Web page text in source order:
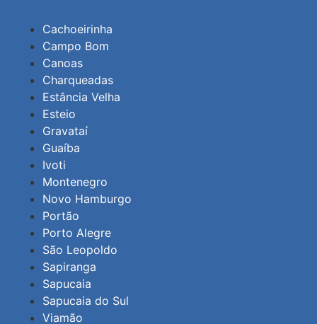
Cachoeirinha
Campo Bom
Canoas
Charqueadas
Estância Velha
Esteio
Gravataí
Guaíba
Ivoti
Montenegro
Novo Hamburgo
Portão
Porto Alegre
São Leopoldo
Sapiranga
Sapucaia
Sapucaia do Sul
Viamão